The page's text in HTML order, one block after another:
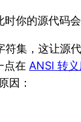
你的源代码会
集，这让源
点在 ANSI 转义
因：